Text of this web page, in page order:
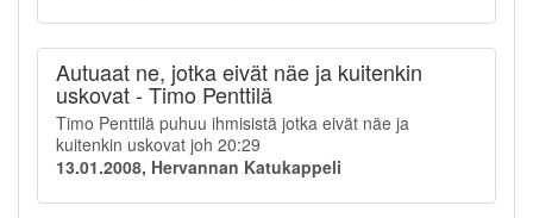
Autuaat ne, jotka eivät näe ja kuitenkin
uskovat - Timo Penttilä
Timo Penttilä puhuu ihmisistä jotka eivät näe ja
kuitenkin uskovat joh 20:29
13.01.2008, Hervannan Katukappeli